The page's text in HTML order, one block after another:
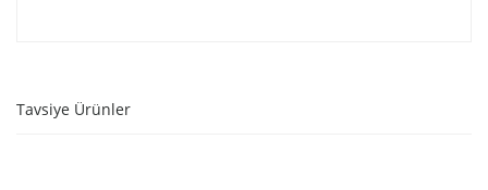
Tavsiye Ürünler